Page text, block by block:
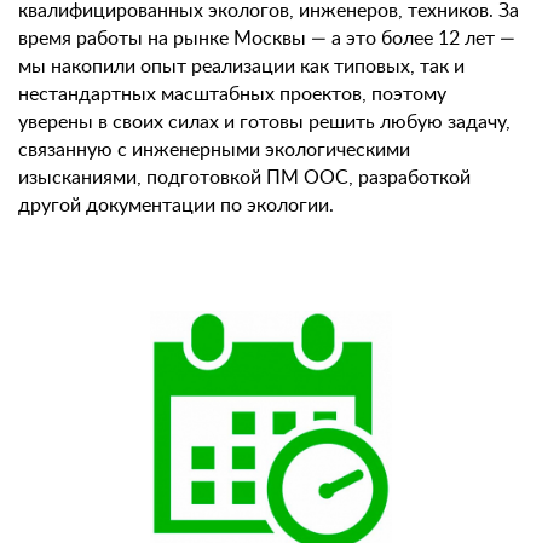
квалифицированных экологов, инженеров, техников. За
время работы на рынке Москвы — а это более 12 лет —
мы накопили опыт реализации как типовых, так и
нестандартных масштабных проектов, поэтому
уверены в своих силах и готовы решить любую задачу,
связанную с инженерными экологическими
изысканиями, подготовкой ПМ ООС, разработкой
другой документации по экологии.